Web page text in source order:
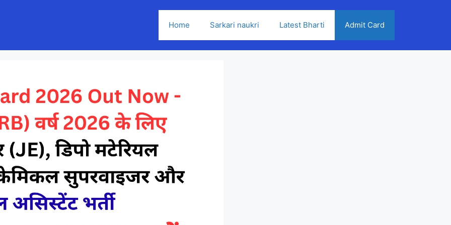
Home Sarkari naukri Latest Bharti Admit Card